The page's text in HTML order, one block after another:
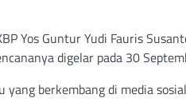
Yos Guntur Yudi Fauris
digelar pada 30
berkembang di media